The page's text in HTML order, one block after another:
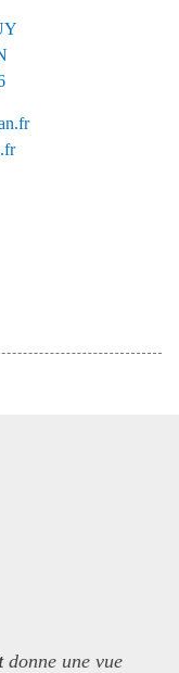
donne une vue